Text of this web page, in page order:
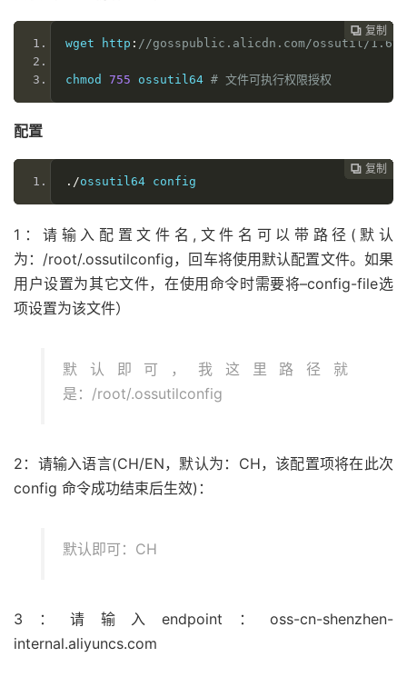
 复制
 复制
 复制
 复制
 复制
 复制
 复制
 复制
 复制
 复制
wget http : //gosspublic.alicdn.com/ossutil/
chmod 755 ossutil64 # 文件可执行权限授权
配置
 复制
 复制
 复制
 复制
 复制
 复制
 复制
 复制
 复制
./ossutil64 config
1：请输入配置文件名,文件名可以带路径(默认
为：/root/.ossutilconfig，回车将使用默认配置文件。如果
用户设置为其它文件，在使用命令时需要将–config-file选
项设置为该文件）
默认即可，我这里路径就
是：/root/.ossutilconfig
2：请输入语言(CH/EN，默认为：CH，该配置项将在此次
config 命令成功结束后生效)：
默认即可：CH
3：请输入endpoint：oss-cn-shenzhen-
internal.aliyuncs.com